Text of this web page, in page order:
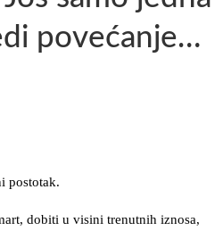
povećanje…
postotak.
dobiti u visini trenutnih iznosa,